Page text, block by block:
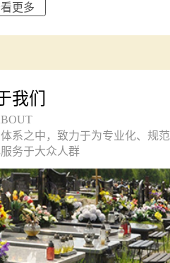
更多
我们
系之中，致力于为专业化、规范
务于大众人群